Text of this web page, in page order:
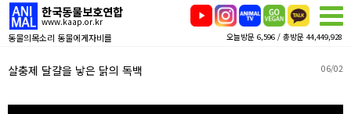
한국동물보호연합
www.kaap.or.kr
동물의목소리 동물에게자비를 오늘방문 6,596 / 총방문 44,449,928
살충제 달걀을 낳은 닭의 독백 06/02